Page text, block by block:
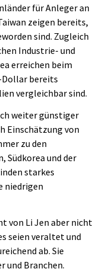
für Anleger an
zeigen bereits,
sind. Zugleich
Industrie- und
erreichen beim
bereits
vergleichbar sind.
weiter günstiger
Einschätzung von
zu den
Südkorea und der
starkes
niedrigen
von Li Jen aber nicht
seien veraltet und
ab. Sie
und Branchen.